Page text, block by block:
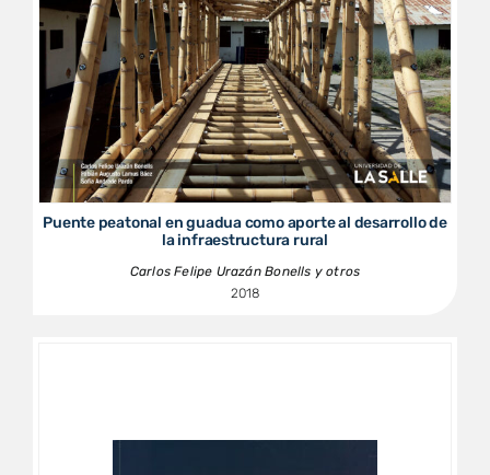
Puente peatonal en guadua como aporte al desarrollo de
la infraestructura rural
Carlos Felipe Urazán Bonells y otros
2018